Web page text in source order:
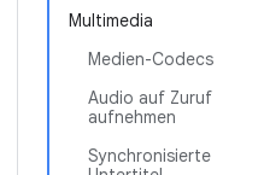
Multimedia
Medien-Codecs
Audio auf Zuruf
aufnehmen
Synchronisierte